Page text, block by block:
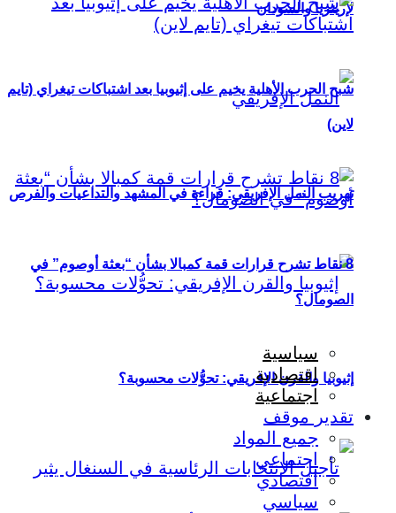
لإريتريا والسودان
تهريب النمل الإفريقي: قراءة في المشهد والتداعيات والفرص
إثيوبيا والقرن الإفريقي: تحوُّلات محسوبة؟
شبح الحرب الأهلية يخيم على إثيوبيا بعد اشتباكات تيغراي (تايم
لاين)
8 نقاط تشرح قرارات قمة كمبالا بشأن “بعثة أوصوم” في
الصومال؟
سياسية
اقتصادية
اجتماعية
تقدير موقف
جميع المواد
اجتماعي
اقتصادي
سياسي